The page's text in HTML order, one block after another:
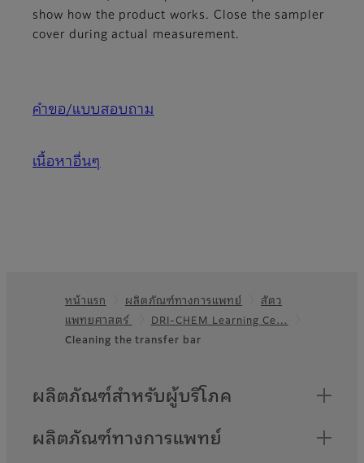
show how the product works. Close the sampler
cover during actual measurement.
คำขอ/แบบสอบถาม
เนื้อหาอื่นๆ
Footer
หน้าแรก ผลิตภัณฑ์ทางการแพทย์
สัตว
แพทยศาสตร์
DRI-CHEM Learning Ce…
Cleaning the transfer bar
Quick Links
ผลิตภัณฑ์สำหรับผู้บริโภค
ผลิตภัณฑ์ทางการแพทย์